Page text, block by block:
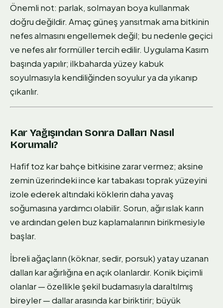
Önemli not: parlak, solmayan boya kullanmak
doğru değildir. Amaç güneş yansıtmak ama bitkinin
nefes almasını engellemek değil; bu nedenle geçici
ve nefes alır formüller tercih edilir. Uygulama Kasım
başında yapılır; ilkbaharda yüzey kabuk
soyulmasıyla kendiliğinden soyulur ya da yıkanıp
çıkarılır.
Kar Yağışından Sonra Dalları Nasıl
Korumalı?
Hafif toz kar bahçe bitkisine zarar vermez; aksine
zemin üzerindeki ince kar tabakası toprak yüzeyini
izole ederek altındaki köklerin daha yavaş
soğumasına yardımcı olabilir. Sorun, ağır ıslak karın
ve ardından gelen buz kaplamalarının birikmesiyle
başlar.
İbreli ağaçların (köknar, sedir, porsuk) yatay uzanan
dalları kar ağırlığına en açık olanlardır. Konik biçimli
olanlar — özellikle şekil budamasıyla daraltılmış
bireyler — dallar arasında kar biriktirir; büyük